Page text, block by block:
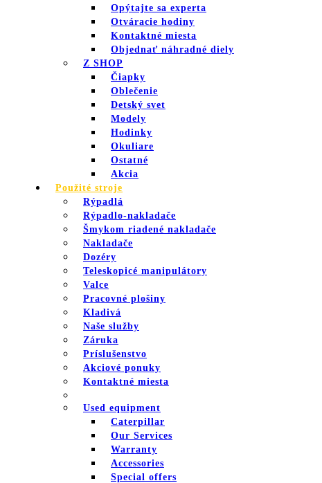
Opýtajte sa experta
Otváracie hodiny
Kontaktné miesta
Objednať náhradné diely
Z SHOP
Čiapky
Oblečenie
Detský svet
Modely
Hodinky
Okuliare
Ostatné
Akcia
Použité stroje
Rýpadlá
Rýpadlo-nakladače
Šmykom riadené nakladače
Nakladače
Dozéry
Teleskopicé manipulátory
Valce
Pracovné plošiny
Kladivá
Naše služby
Záruka
Príslušenstvo
Akciové ponuky
Kontaktné miesta
Used equipment
Caterpillar
Our Services
Warranty
Accessories
Special offers